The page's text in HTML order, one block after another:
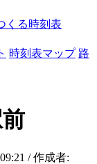
くる時刻表
時刻表マップ 路
/ 作成者: